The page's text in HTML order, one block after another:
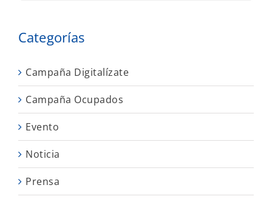
Categorías
Campaña Digitalízate
Campaña Ocupados
Evento
Noticia
Prensa